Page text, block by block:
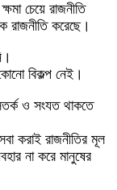
চেয়ে রাজনীতি
রাজনীতি করেছে।
বিকল্প নেই।
ও সংযত থাকতে
করাই রাজনীতির মূল
না করে মানুষের